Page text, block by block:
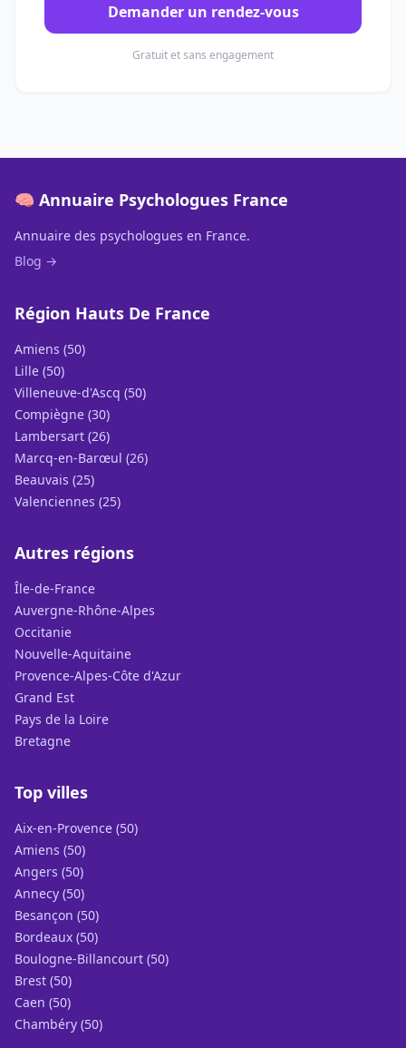
Demander un rendez-vous
Gratuit et sans engagement
🧠 Annuaire Psychologues France
Annuaire des psychologues en France.
Blog →
Région Hauts De France
Amiens (50)
Lille (50)
Villeneuve-d'Ascq (50)
Compiègne (30)
Lambersart (26)
Marcq-en-Barœul (26)
Beauvais (25)
Valenciennes (25)
Autres régions
Île-de-France
Auvergne-Rhône-Alpes
Occitanie
Nouvelle-Aquitaine
Provence-Alpes-Côte d'Azur
Grand Est
Pays de la Loire
Bretagne
Top villes
Aix-en-Provence (50)
Amiens (50)
Angers (50)
Annecy (50)
Besançon (50)
Bordeaux (50)
Boulogne-Billancourt (50)
Brest (50)
Caen (50)
Chambéry (50)